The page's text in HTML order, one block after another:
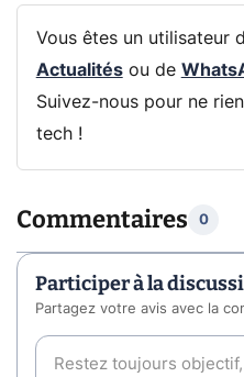
Vous êtes un utilisateur
Actualitésou de
Suivez-nous pour ne
tech !
Commentaires 0
Participer à la
Partagez votre avis avec la